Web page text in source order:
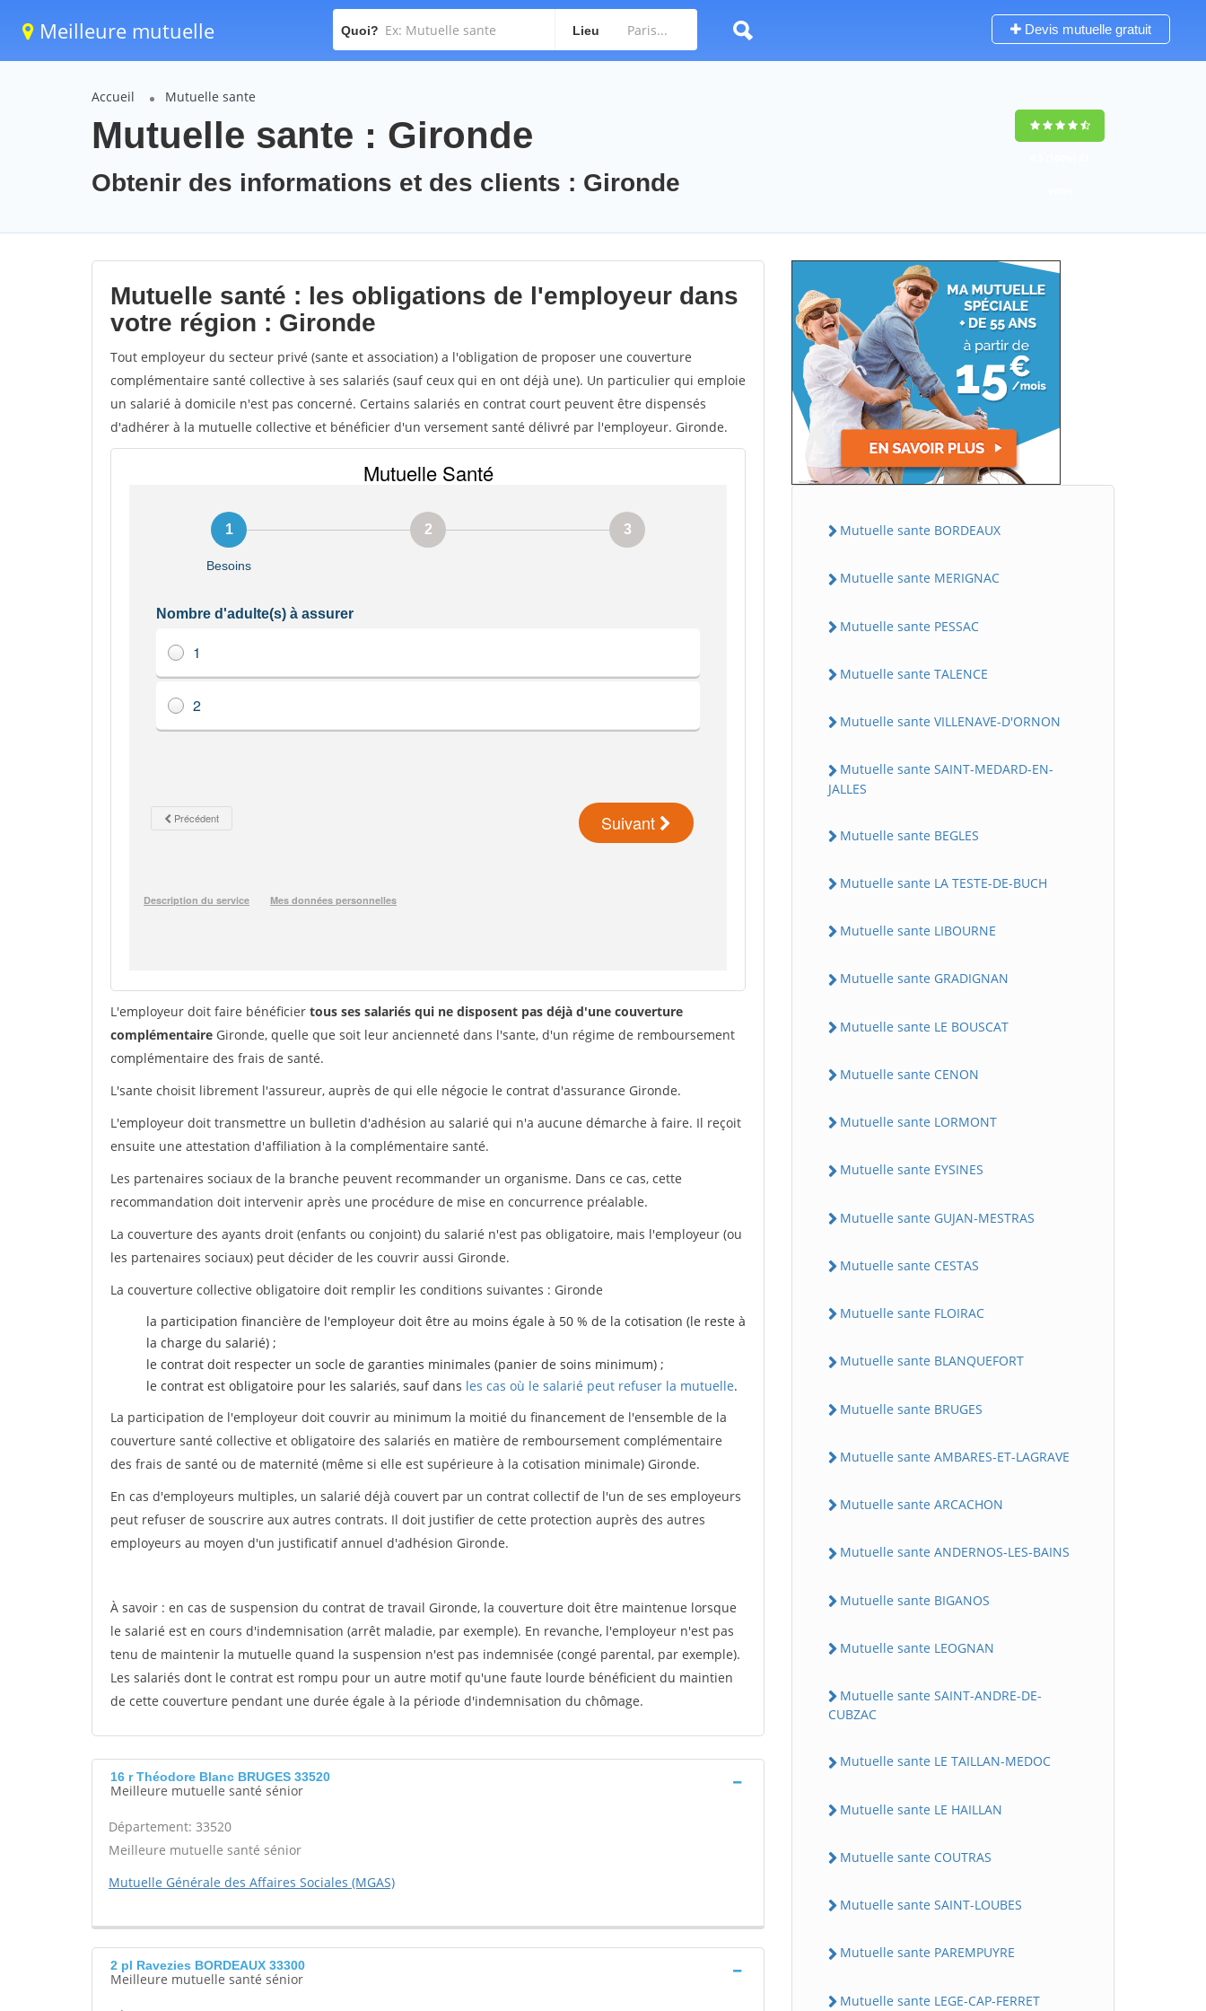
Meilleure mutuelle Quoi? Lieu Devis mutuelle gratuit
Accueil Mutuelle sante
Mutuelle sante : Gironde
Obtenir des informations et des clients : Gironde
Mutuelle santé : les obligations de l'employeur dans
votre région : Gironde
Tout employeur du secteur privé (sante et association) a l'obligation de proposer une couverture
complémentaire santé collective à ses salariés (sauf ceux qui en ont déjà une). Un particulier qui emploie
un salarié à domicile n'est pas concerné. Certains salariés en contrat court peuvent être dispensés
d'adhérer à la mutuelle collective et bénéficier d'un versement santé délivré par l'employeur. Gironde.
L'employeur doit faire bénéficier tous ses salariés qui ne disposent pas déjà d'une couverture
complémentaire Gironde, quelle que soit leur ancienneté dans l'sante, d'un régime de remboursement
complémentaire des frais de santé.
L'sante choisit librement l'assureur, auprès de qui elle négocie le contrat d'assurance Gironde.
L'employeur doit transmettre un bulletin d'adhésion au salarié qui n'a aucune démarche à faire. Il reçoit
ensuite une attestation d'affiliation à la complémentaire santé.
Les partenaires sociaux de la branche peuvent recommander un organisme. Dans ce cas, cette
recommandation doit intervenir après une procédure de mise en concurrence préalable.
La couverture des ayants droit (enfants ou conjoint) du salarié n'est pas obligatoire, mais l'employeur (ou
les partenaires sociaux) peut décider de les couvrir aussi Gironde.
La couverture collective obligatoire doit remplir les conditions suivantes : Gironde
la participation financière de l'employeur doit être au moins égale à 50 % de la cotisation (le reste à
la charge du salarié) ;
le contrat doit respecter un socle de garanties minimales (panier de soins minimum) ;
le contrat est obligatoire pour les salariés, sauf dans les cas où le salarié peut refuser la mutuelle.
La participation de l'employeur doit couvrir au minimum la moitié du financement de l'ensemble de la
couverture santé collective et obligatoire des salariés en matière de remboursement complémentaire
des frais de santé ou de maternité (même si elle est supérieure à la cotisation minimale) Gironde.
En cas d'employeurs multiples, un salarié déjà couvert par un contrat collectif de l'un de ses employeurs
peut refuser de souscrire aux autres contrats. Il doit justifier de cette protection auprès des autres
employeurs au moyen d'un justificatif annuel d'adhésion Gironde.
À savoir : en cas de suspension du contrat de travail Gironde, la couverture doit être maintenue lorsque
le salarié est en cours d'indemnisation (arrêt maladie, par exemple). En revanche, l'employeur n'est pas
tenu de maintenir la mutuelle quand la suspension n'est pas indemnisée (congé parental, par exemple).
Les salariés dont le contrat est rompu pour un autre motif qu'une faute lourde bénéficient du maintien
de cette couverture pendant une durée égale à la période d'indemnisation du chômage.
16 r Théodore Blanc BRUGES 33520
Meilleure mutuelle santé sénior
Département: 33520
Meilleure mutuelle santé sénior
Mutuelle Générale des Affaires Sociales (MGAS)
2 pl Ravezies BORDEAUX 33300
Meilleure mutuelle santé sénior
Mutuelle sante BORDEAUX
Mutuelle sante MERIGNAC
Mutuelle sante PESSAC
Mutuelle sante TALENCE
Mutuelle sante VILLENAVE-D'ORNON
Mutuelle sante SAINT-MEDARD-EN-
JALLES
Mutuelle sante BEGLES
Mutuelle sante LA TESTE-DE-BUCH
Mutuelle sante LIBOURNE
Mutuelle sante GRADIGNAN
Mutuelle sante LE BOUSCAT
Mutuelle sante CENON
Mutuelle sante LORMONT
Mutuelle sante EYSINES
Mutuelle sante GUJAN-MESTRAS
Mutuelle sante CESTAS
Mutuelle sante FLOIRAC
Mutuelle sante BLANQUEFORT
Mutuelle sante BRUGES
Mutuelle sante AMBARES-ET-LAGRAVE
Mutuelle sante ARCACHON
Mutuelle sante ANDERNOS-LES-BAINS
Mutuelle sante BIGANOS
Mutuelle sante LEOGNAN
Mutuelle sante SAINT-ANDRE-DE-
CUBZAC
Mutuelle sante LE TAILLAN-MEDOC
Mutuelle sante LE HAILLAN
Mutuelle sante COUTRAS
Mutuelle sante SAINT-LOUBES
Mutuelle sante PAREMPUYRE
Mutuelle sante LEGE-CAP-FERRET